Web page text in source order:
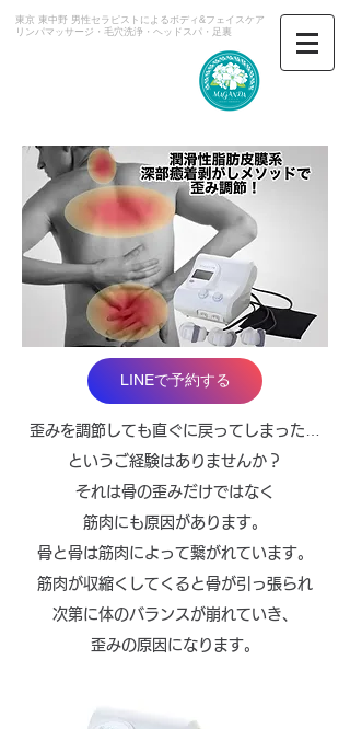
東京 東中野 男性セラピストによるボディ&フェイスケア
​リンパマッサージ・毛穴洗浄・ヘッドスパ・足裏
LINEで予約する
歪みを調節しても直ぐに戻ってしまった…
というご経験はありませんか？
それは骨の歪みだけではなく
筋肉にも原因があります。
骨と骨は筋肉によって繋がれています。
筋肉が収縮くしてくると骨が引っ張られ
次第に体のバランスが崩れていき、
​歪みの原因になります。